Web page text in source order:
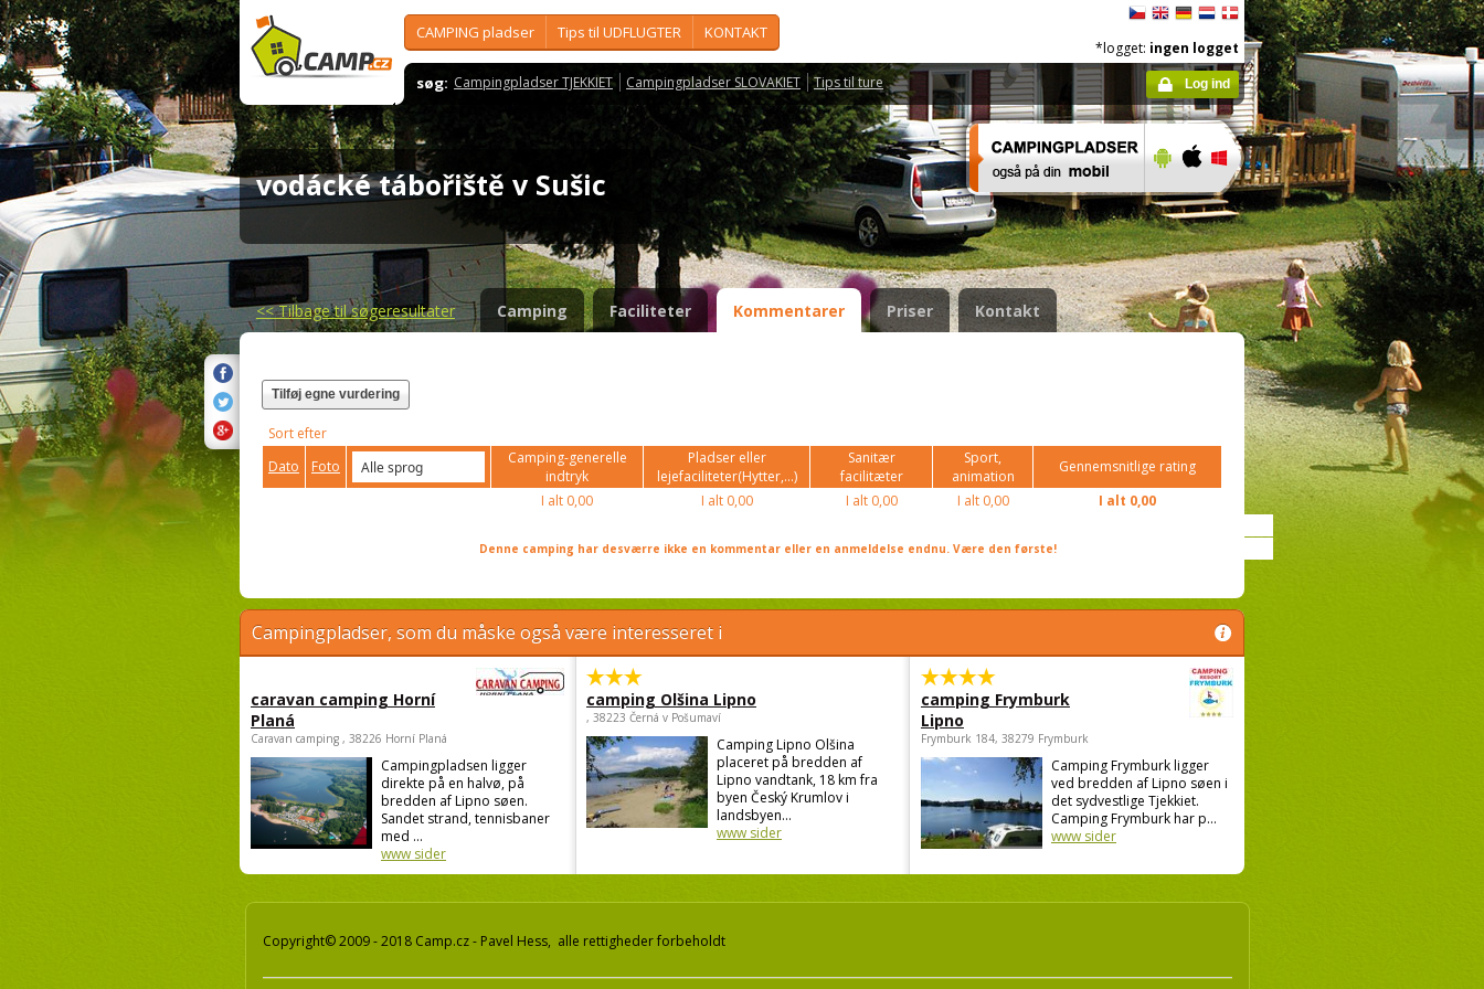
CAMPING pladser Tips til UDFLUGTER KONTAKT
søg: Campingpladser TJEKKIET Campingpladser SLOVAKIET Tips til ture
*logget: ingen logget
Log ind
vodácké tábořiště v Sušic
<<Tilbage til søgeresultater Camping Faciliteter Kommentarer Priser Kontakt
Tilføj egne vurdering
Sort efter
Dato
Foto
Camping-generelle
indtryk
Pladser eller
lejefaciliteter(Hytter,...)
Sanitær
facilitæter
Sport,
animation
Gennemsnitlige rating
I alt 0,00 I alt0,00 I alt0,00 I alt0,00 I alt 0,00
Denne camping har desværre ikke en kommentar eller en anmeldelse endnu. Være den første!
Campingpladser, som du måske også være interesseret i
caravan camping Horní
Planá
Caravan camping , 38226 Horní Planá
Campingpladsen ligger
direkte på en halvø, på
bredden af Lipno søen.
Sandet strand, tennisbaner
med ...
www sider
camping Olšina Lipno
, 38223 Černá v Pošumaví
Camping Lipno Olšina
placeret på bredden af
Lipno vandtank, 18 km fra
byen Český Krumlov i
landsbyen...
www sider
camping Frymburk
Lipno
Frymburk 184, 38279 Frymburk
Camping Frymburk ligger
ved bredden af Lipno søen i
det sydvestlige Tjekkiet.
Camping Frymburk har p...
www sider
Copyright© 2009 - 2018 Camp.cz - Pavel Hess, alle rettigheder forbeholdt